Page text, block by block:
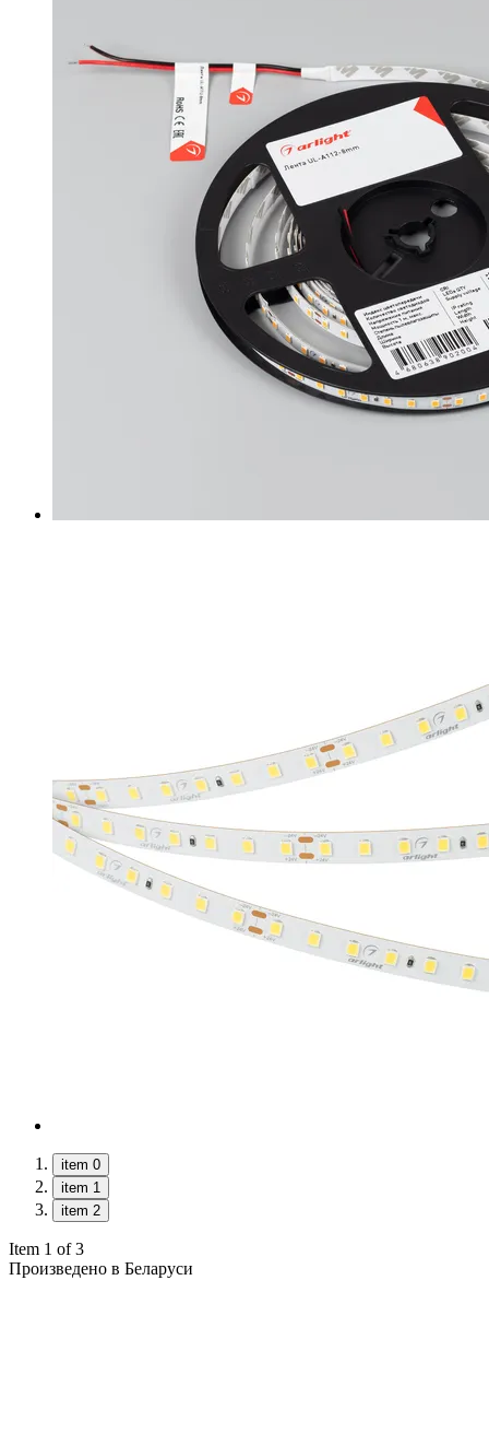
item 0
item 1
item 2
Item 1 of 3
Произведено в Беларуси